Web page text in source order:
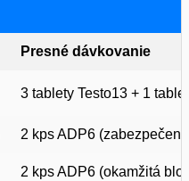
Presné dávkovanie
3 tablety Testo13 + 1
2 kps ADP6
2 kps ADP6 (okamžitá